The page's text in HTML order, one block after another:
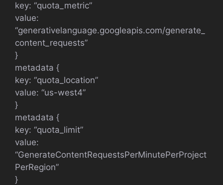
key: “quota_metric”
value:
“generativelanguage.googleapis.com/generate_
content_requests”
}
metadata {
key: “quota_location”
value: “us-west4”
}
metadata {
key: “quota_limit”
value:
“GenerateContentRequestsPerMinutePerProject
PerRegion”
}